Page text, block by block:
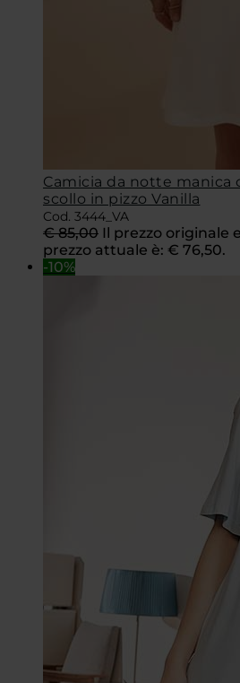
Camicia da notte manica
scollo in pizzo Vanilla
Cod. 3444_VA
€85,00 Il prezzo originale
prezzo attuale è: € 76,50.
-10%